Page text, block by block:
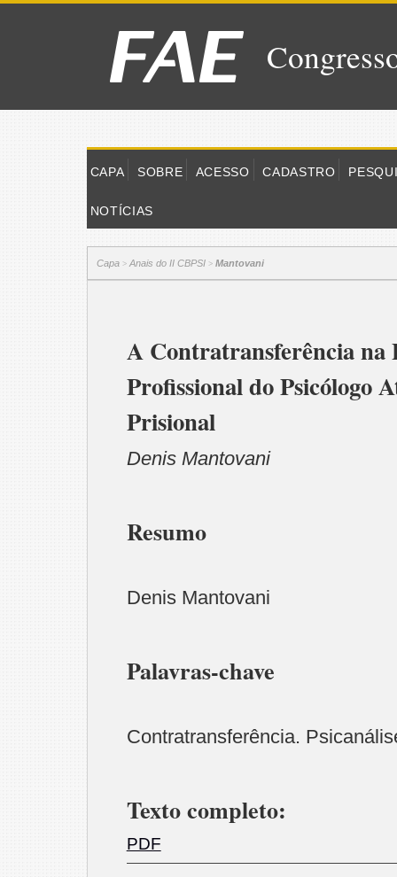
CAPA SOBRE ACESSO CADASTRO
NOTÍCIAS
Capa > Anais do II CBPSI > Mantovani
A Contratransferência na
Profissional do Psicólogo
Prisional
Denis Mantovani
Resumo
Denis Mantovani
Palavras-chave
Contratransferência.
Texto completo:
PDF